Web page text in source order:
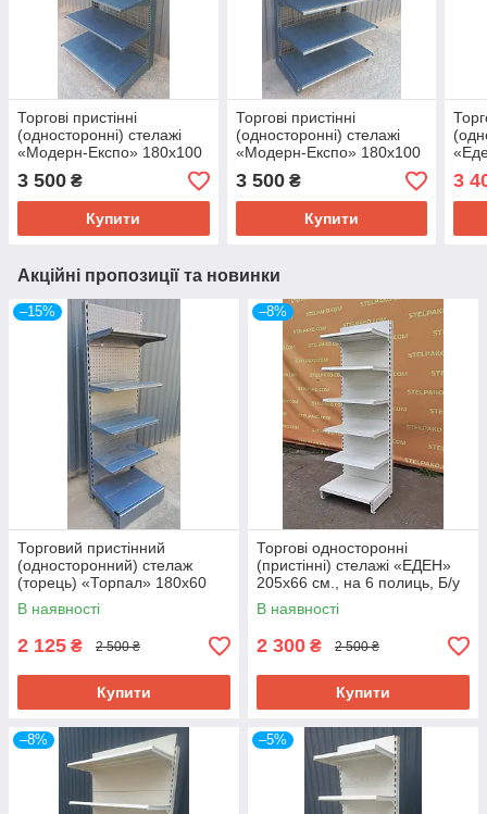
Торгові пристінні
(односторонні) стелажі
«Модерн-Експо» 180х100
см., чорний, Б/у
3 500 ₴
Купити
Торгові пристінні
(односторонні) стелажі
«Модерн-Експо» 180х100
см., чорний, Б/у
3 500₴
Купити
3
Акційні пропозиції та новинки
–15%
Торговий пристінний
(односторонний) стелаж
(торець) «Торпал» 180х60
см., RAL-7024, Б/у
В наявності
2 125 ₴ 2 500 ₴
Купити
–8%
Торгові односторонні
(пристінні) стелажі «ЕДЕН»
205х66 см., на 6 полиць, Б/у
В наявності
2 300 ₴ 2 500 ₴
Купити
–8% –5%